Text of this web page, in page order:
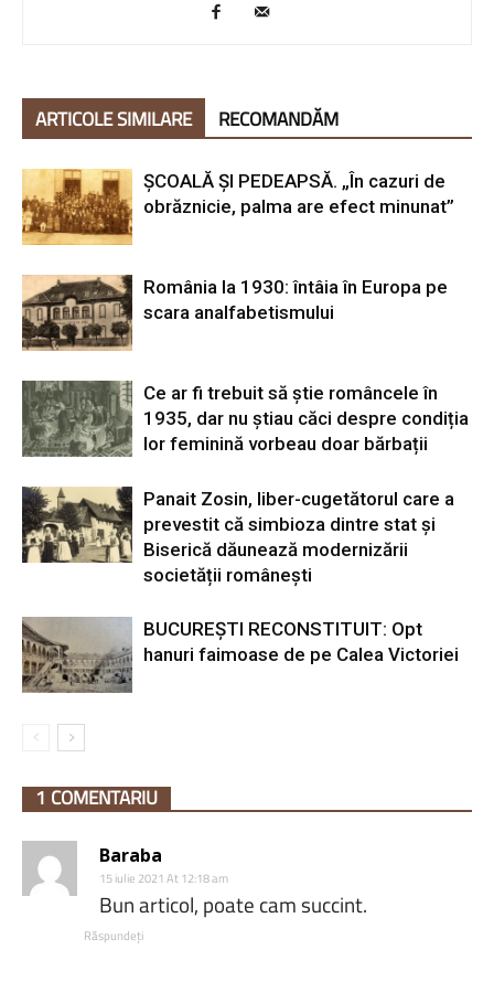
ARTICOLE SIMILARE RECOMANDĂM
ȘCOALĂ ȘI PEDEAPSĂ. „În cazuri de
obrăznicie, palma are efect minunat”
România la 1930: întâia în Europa pe
scara analfabetismului
Ce ar fi trebuit să știe româncele în
1935, dar nu știau căci despre condiția
lor feminină vorbeau doar bărbații
Panait Zosin, liber-cugetătorul care a
prevestit că simbioza dintre stat și
Biserică dăunează modernizării
societății românești
BUCUREȘTI RECONSTITUIT: Opt
hanuri faimoase de pe Calea Victoriei
1 COMENTARIU
Baraba
15 iulie 2021 At 12:18 am
Bun articol, poate cam succint.
Răspundeți